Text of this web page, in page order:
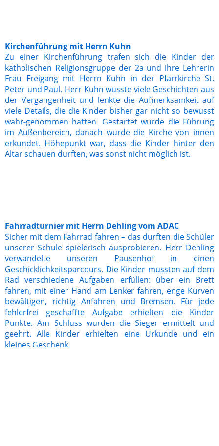
Kirchenführung mit Herrn Kuhn
Zu einer Kirchenführung trafen sich die Kinder der
katholischen Religionsgruppe der 2a und ihre Lehrerin
Frau Freigang mit Herrn Kuhn in der Pfarrkirche St.
Peter und Paul. Herr Kuhn wusste viele Geschichten aus
der Vergangenheit und lenkte die Aufmerksamkeit auf
viele Details, die die Kinder bisher gar nicht so bewusst
wahr-genommen hatten. Gestartet wurde die Führung
im Außenbereich, danach wurde die Kirche von innen
erkundet. Höhepunkt war, dass die Kinder hinter den
Altar schauen durften, was sonst nicht möglich ist.
Fahrradturnier mit Herrn Dehling vom ADAC
Sicher mit dem Fahrrad fahren – das durften die Schüler
unserer Schule spielerisch ausprobieren. Herr Dehling
verwandelte unseren Pausenhof in einen
Geschicklichkeitsparcours. Die Kinder mussten auf dem
Rad verschiedene Aufgaben erfüllen: über ein Brett
fahren, mit einer Hand am Lenker fahren, enge Kurven
bewältigen, richtig Anfahren und Bremsen. Für jede
fehlerfrei geschaffte Aufgabe erhielten die Kinder
Punkte. Am Schluss wurden die Sieger ermittelt und
geehrt. Alle Kinder erhielten eine Urkunde und ein
kleines Geschenk.